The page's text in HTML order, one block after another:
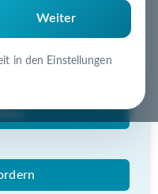
Weiter
in den Einstellungen
zur eigenen